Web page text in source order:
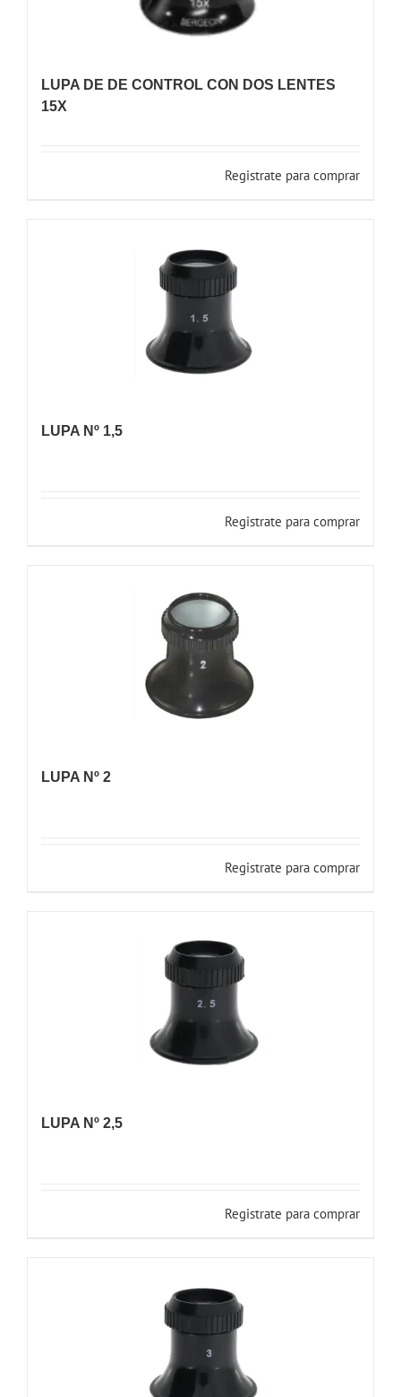
LUPA DE DE CONTROL CON DOS LENTES
15X
Registrate para comprar
LUPA Nº 1,5
Registrate para comprar
LUPA Nº 2
Registrate para comprar
LUPA Nº 2,5
Registrate para comprar